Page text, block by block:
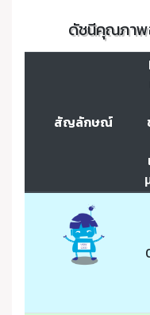
ดัชนีคุณภาพ
สัญลักษณ์